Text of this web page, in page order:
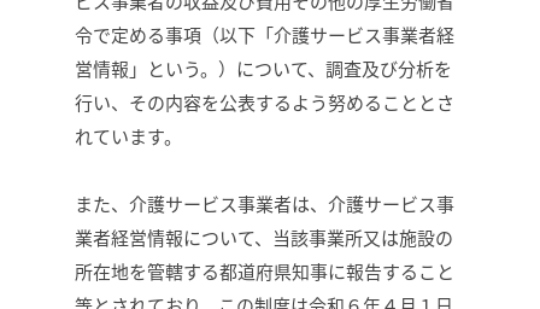
令で定める事項（以下「介護サービス事業者経
営情報」という。）について、調査及び分析を
行い、その内容を公表するよう努めることとさ
れています。
また、介護サービス事業者は、介護サービス事
業者経営情報について、当該事業所又は施設の
所在地を管轄する都道府県知事に報告すること